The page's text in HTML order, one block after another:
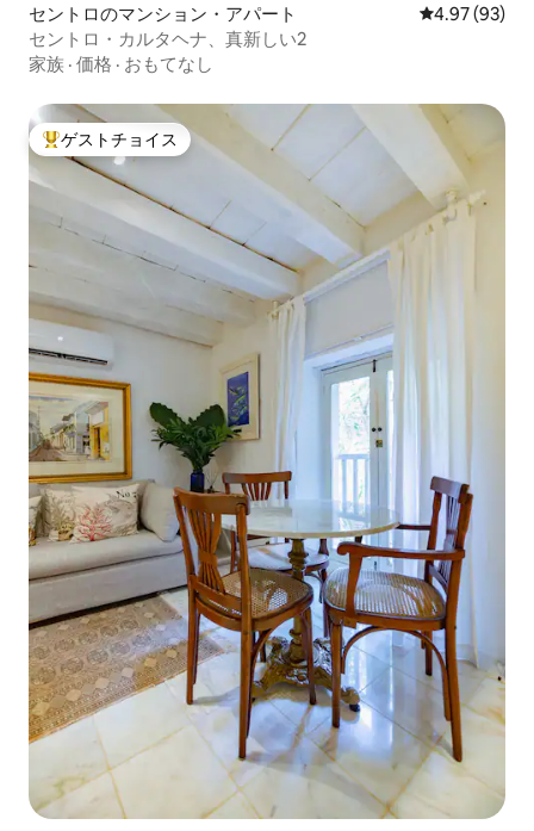
セントロのマンション・アパート レビュー93
4.97 (93)
セントロ・カルタヘナ、真新しい2
家族 · 価格 · おもてなし
大好評のゲストチョイスです。
ゲストチョイス